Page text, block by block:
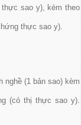
sao y), kèm theo
thực sao y).
nghề (1 bản sao) kèm
(có thị thực sao y).